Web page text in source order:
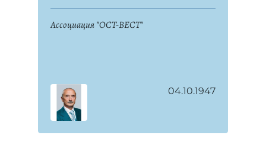
Ассоциация "ОСТ-ВЕСТ"
04.10.1947